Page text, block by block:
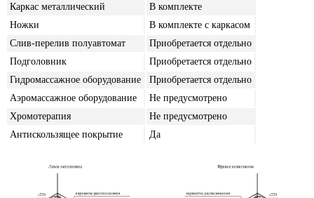
Каркас металлический
В комплекте
Ножки
В комплекте с каркасом
Слив-перелив полуавтомат
Приобретается отдельно
Подголовник
Приобретается отдельно
Гидромассажное оборудование
Приобретается отдельно
Аэромассажное оборудование
Не предусмотрено
Хромотерапия
Не предусмотрено
Антискользящее покрытие
Да